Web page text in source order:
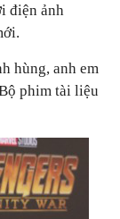
điện ảnh
hùng, anh em
phim tài liệu